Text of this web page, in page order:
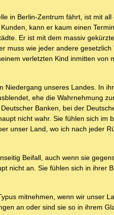
in Berlin-Zentrum fährt, ist mit
kann er kaum einen
Er ist mit dem massiv
muss wie jeder andere
verletzten Kind inmitten von
unseres Landes. In
ehe die Wahrnehmung
Banken, bei der
nicht wahr. Sie fühlen sich im
unser Land, wo ich nach jeder
Beifall, auch wenn sie
nicht an. Sie fühlen sich in ihrer
mitnehmen, wenn wir unser
an oder sind sie so in ihrem